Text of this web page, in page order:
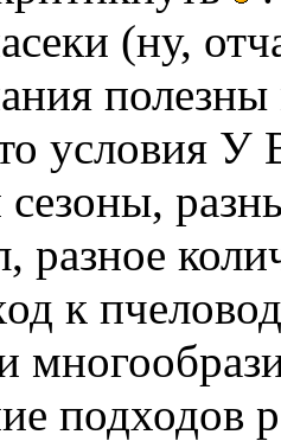
(ну,
условия
разное
к
подходов